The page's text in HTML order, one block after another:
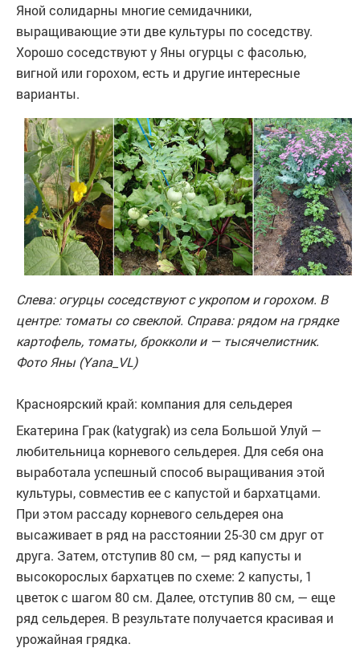
Яной солидарны многие семидачники,
выращивающие эти две культуры по соседству.
Хорошо соседствуют у Яны огурцы с фасолью,
вигной или горохом, есть и другие интересные
варианты.
Слева: огурцы соседствуют с укропом и горохом. В
центре: томаты со свеклой. Справа: рядом на грядке
картофель, томаты, брокколи и — тысячелистник.
Фото Яны (Yana_VL)
Красноярский край: компания для сельдерея
Екатерина Грак (katygrak) из села Большой Улуй —
любительница корневого сельдерея. Для себя она
выработала успешный способ выращивания этой
культуры, совместив ее с капустой и бархатцами.
При этом рассаду корневого сельдерея она
высаживает в ряд на расстоянии 25-30 см друг от
друга. Затем, отступив 80 см, — ряд капусты и
высокорослых бархатцев по схеме: 2 капусты, 1
цветок с шагом 80 см. Далее, отступив 80 см, — еще
ряд сельдерея. В результате получается красивая и
урожайная грядка.